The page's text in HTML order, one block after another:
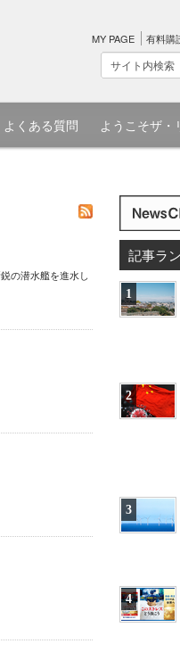
MY PAGE 有料購
よくある質問 ようこそザ
の潜水艦を進水し
記事ラ
1
2
3
4